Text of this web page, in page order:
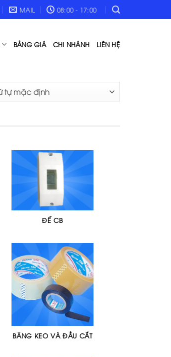
MAIL 08:00 - 17:00
BẢNG GIÁ CHI NHÁNH LIÊN HỆ
ĐẾ CB
BĂNG KEO VÀ ĐẦU CẮT